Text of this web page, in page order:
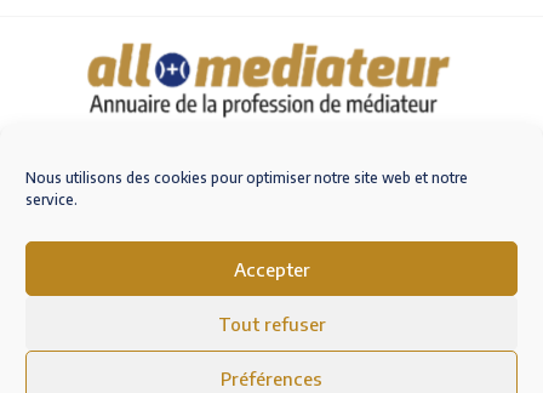
Nous utilisons des cookies pour optimiser notre site web et notre
service.
Accepter
Tout refuser
Préférences
Qui sommes-nous Nous contacter
M'inscrire sur AlloMediateur
Mentions légales – RGPD
Conditions Générales d’Utilisation